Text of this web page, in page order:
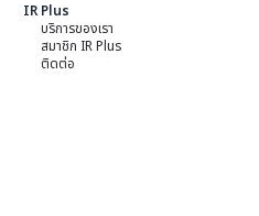
IR Plus
บริการของเรา
สมาชิก IR Plus
ติดต่อ